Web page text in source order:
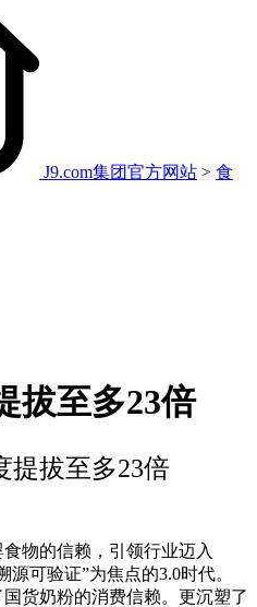
J9.com集团官方网站 > 食
拔至多23倍
提拔至多23倍
物的信赖，引领行业迈入
可验证”为焦点的3.0时代。
货奶粉的消费信赖。更沉塑了